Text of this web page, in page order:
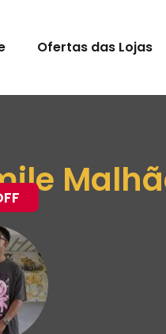
Ofertas das Lojas